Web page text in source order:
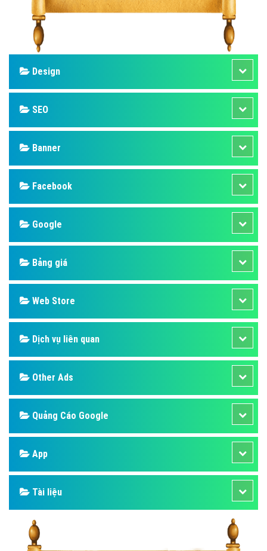
Design
SEO
Banner
Facebook
Google
Bảng giá
Web Store
Dịch vụ liên quan
Other Ads
Quảng Cáo Google
App
Tài liệu